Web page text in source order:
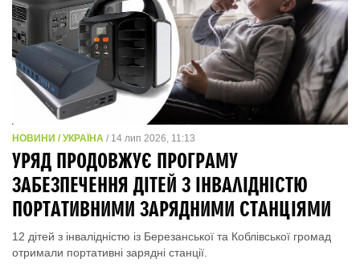
НОВИНИ / УКРАЇНА / 14 лип 2026, 11:13
УРЯД ПРОДОВЖУЄ ПРОГРАМУ
ЗАБЕЗПЕЧЕННЯ ДІТЕЙ З ІНВАЛІДНІСТЮ
ПОРТАТИВНИМИ ЗАРЯДНИМИ СТАНЦІЯМИ
12 дітей з інвалідністю із Березанської та Коблівської громад
отримали портативні зарядні станції.